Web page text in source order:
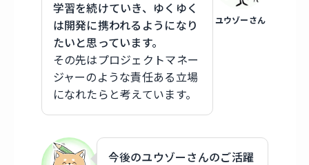
ユウゾーさん
学習を続けていき、ゆくゆく
は開発に携われるようになり
たいと思っています。
その先はプロジェクトマネー
ジャーのような責任ある立場
になれたらと考えています。
今後のユウゾーさんのご活躍